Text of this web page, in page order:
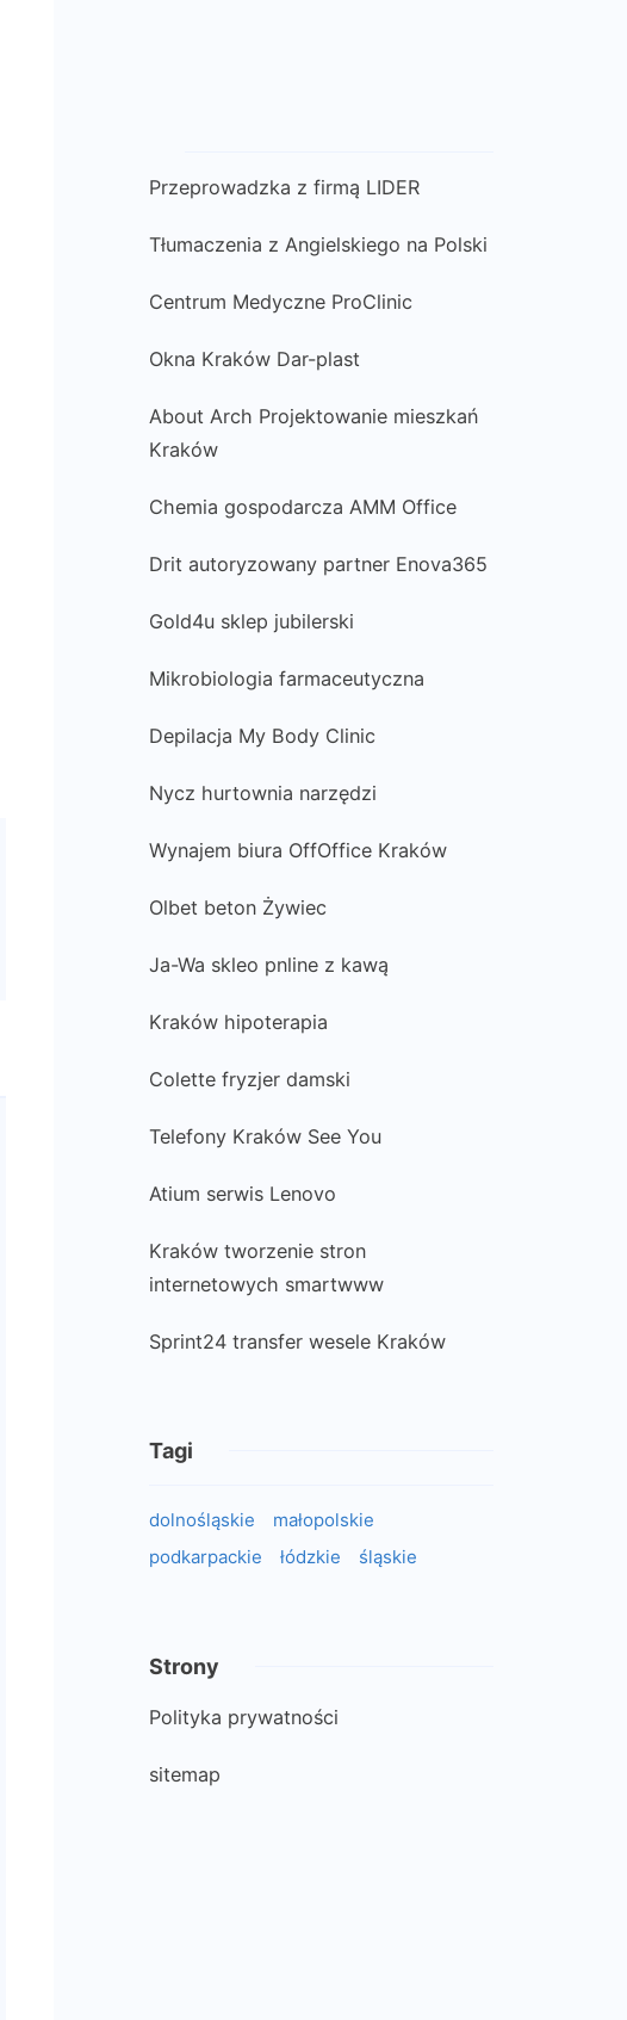
Przeprowadzka z firmą LIDER
Tłumaczenia z Angielskiego na Polski
Centrum Medyczne ProClinic
Okna Kraków Dar-plast
About Arch Projektowanie mieszkań
Kraków
Chemia gospodarcza AMM Office
Drit autoryzowany partner Enova365
Gold4u sklep jubilerski
Mikrobiologia farmaceutyczna
Depilacja My Body Clinic
Nycz hurtownia narzędzi
Wynajem biura OffOffice Kraków
Olbet beton Żywiec
Ja-Wa skleo pnline z kawą
Kraków hipoterapia
Colette fryzjer damski
Telefony Kraków See You
Atium serwis Lenovo
Kraków tworzenie stron
internetowych smartwww
Sprint24 transfer wesele Kraków
Tagi
dolnośląskie
małopolskie
podkarpackie
łódzkie śląskie
Strony
Polityka prywatności
sitemap